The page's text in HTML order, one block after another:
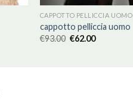
CAPPOTTO PELLICCIA UOMO
cappotto pelliccia uomo
€93.00 €62.00